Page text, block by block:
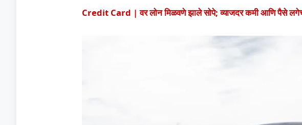
Credit Card | वर लोन मिळवणे झाले सोपे; व्याजदर कमी आणि पैसे